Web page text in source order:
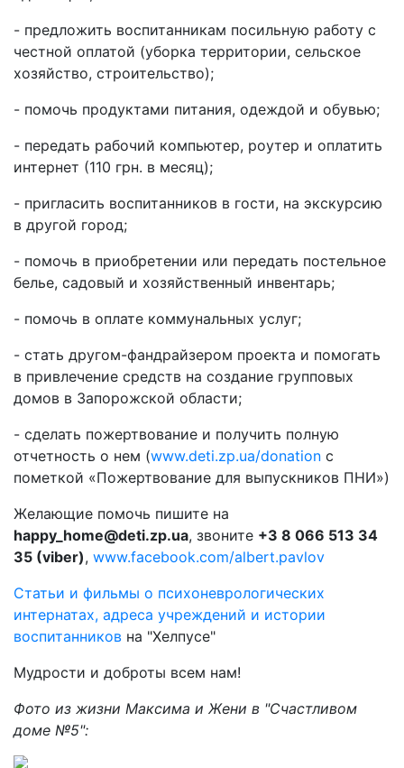
- предложить воспитанникам посильную работу с
честной оплатой (уборка территории, сельское
хозяйство, строительство);
- помочь продуктами питания, одеждой и обувью;
- передать рабочий компьютер, роутер и оплатить
интернет (110 грн. в месяц);
- пригласить воспитанников в гости, на экскурсию
в другой город;
- помочь в приобретении или передать постельное
белье, садовый и хозяйственный инвентарь;
- помочь в оплате коммунальных услуг;
- стать другом-фандрайзером проекта и помогать
в привлечение средств на создание групповых
домов в Запорожской области;
- сделать пожертвование и получить полную
отчетность о нем (www.deti.zp.ua/donation с
пометкой «Пожертвование для выпускников ПНИ»)
Желающие помочь пишите на
happy_home@deti.zp.ua, звоните +3 8 066 513 34
35 (viber), www.facebook.com/albert.pavlov
Статьи и фильмы о психоневрологических
интернатах, адреса учреждений и истории
воспитанников на "Хелпусе"
Мудрости и доброты всем нам!
Фото из жизни Максима и Жени в "Счастливом
доме №5":